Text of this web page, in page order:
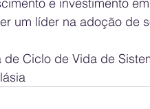
um líder na adoção de
Ciclo de Vida de